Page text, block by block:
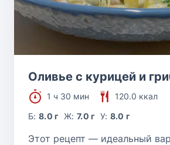
Оливье с курицей и
1 ч 30 мин
120.0 ккал
Б:8.0 г Ж: 7.0 г У: 8.0 г
Этот рецепт — идеальный